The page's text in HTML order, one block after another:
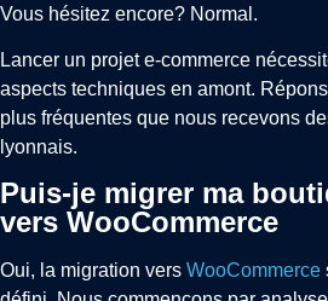
Vous hésitez encore? Normal.
Lancer un projet e-commerce
aspects techniques en amont.
plus fréquentes que nous recevons
lyonnais.
Puis-je migrer ma
vers WooCommerce
Oui, la migration vers WooCommerce